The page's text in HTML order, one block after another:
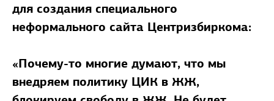
для создания специального
неформального сайта Центризбиркома:
«Почему-то многие думают, что мы
внедряем политику ЦИК в ЖЖ,